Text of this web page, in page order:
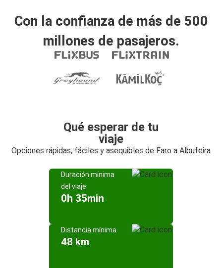
Con la confianza de más de 500
millones de pasajeros.
Qué esperar de tu
viaje
Opciones rápidas, fáciles y asequibles de Faro a Albufeira
Duración mínima
del viaje
0h 35min
Distancia mínima
48 km